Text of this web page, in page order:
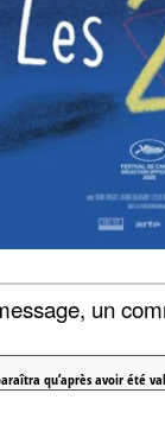
un
qu’après avoir été